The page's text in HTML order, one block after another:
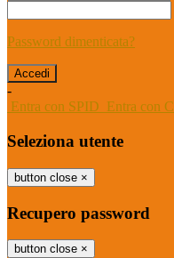
Password dimenticata?
-
Entra con SPID Entra con
Seleziona utente
button close ×
Recupero password
button close ×